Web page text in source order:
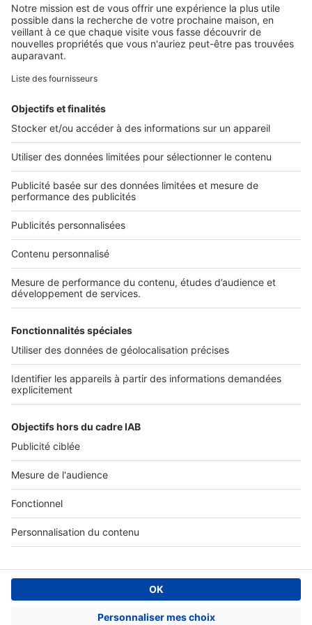
Retrouvez-nous sur ...
L'ENTREPRISE
Qui sommes-nous ?
Nous contacter
Nous recrutons
NOS APPLICATIONS
Découvrez nos applications
Tous nos services pro
Accès client
Mes annonces sur SeLoger
À DÉCOUVRIR
Tout l'immobilier
Toutes les villes
Tous les départements
Toutes les régions
SeLoger © 1992 - 2023
Annonces Immobilières
Paramétrer mes cookies
Conditions Générales d'Utilisation